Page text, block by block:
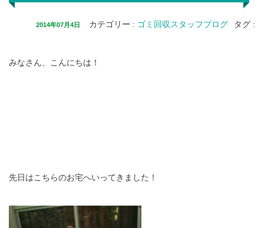
2014年07月4日 カテゴリー : ゴミ回収スタッフブログ タグ :
みなさん、こんにちは！
先日はこちらのお宅へいってきました！